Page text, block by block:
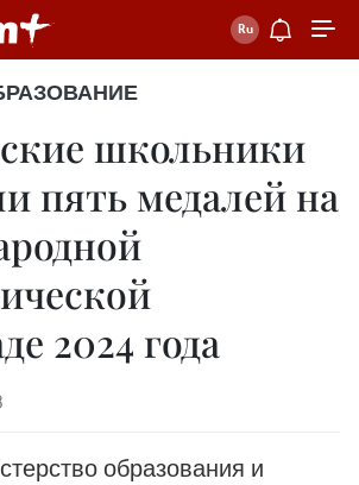
школьники
пять медалей на
2024 года
образования и